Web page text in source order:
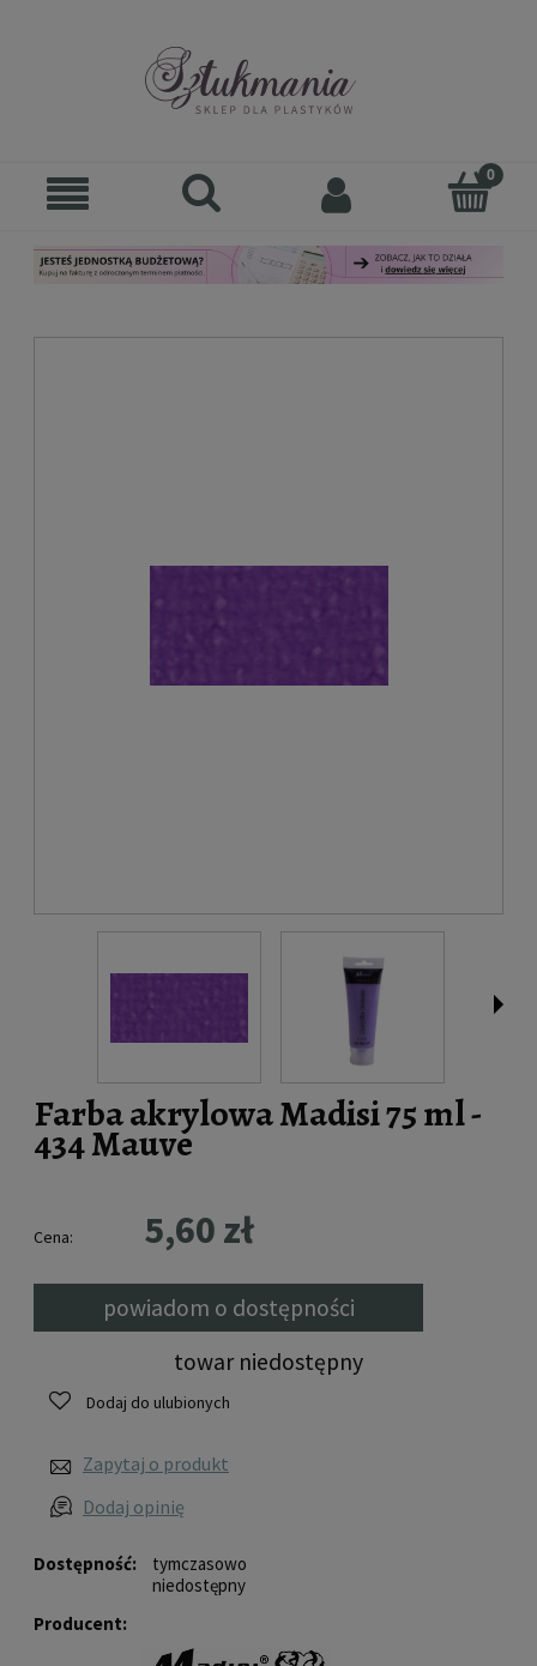
Farba akrylowa Madisi 75 ml -
434 Mauve
Dostępność:
tymczasowo
niedostępny
Producent:
Cena: 5,60 zł
powiadom o dostępności
towar niedostępny
Dodaj do ulubionych
Zapytaj o produkt
Dodaj opinię